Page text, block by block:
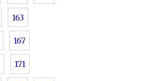
163
167
171